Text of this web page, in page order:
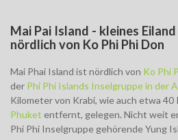
Mai Pai Island - kleines
nördlich von Ko Phi Phi Don
Mai Phai Island ist nördlich von Ko Phi
der Phi Phi Islands Inselgruppe in der
Kilometer von Krabi, wie auch etwa
Phuket entfernt, gelegen. Nicht weit
Phi Phi Inselgruppe gehörende Yung